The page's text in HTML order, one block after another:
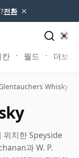
전환 ×
칸 월드 더보기
Whisky
치한 Speyside
과 W. P.